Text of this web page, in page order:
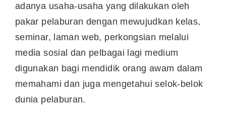
adanya usaha-usaha yang dilakukan oleh
pakar pelaburan dengan mewujudkan kelas,
seminar, laman web, perkongsian melalui
media sosial dan pelbagai lagi medium
digunakan bagi mendidik orang awam dalam
memahami dan juga mengetahui selok-belok
dunia pelaburan.